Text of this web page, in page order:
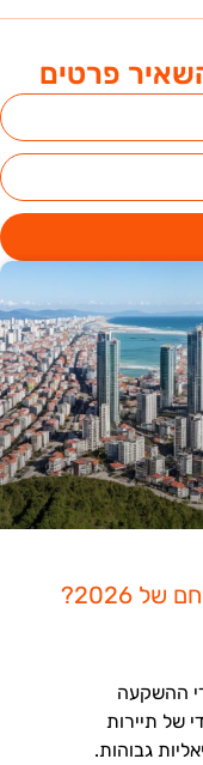
פרטים
למה בטומי היא יעד ההשקעה החם של 2026?
ההשקעה
ייחודי של תיירות
גבוהות.